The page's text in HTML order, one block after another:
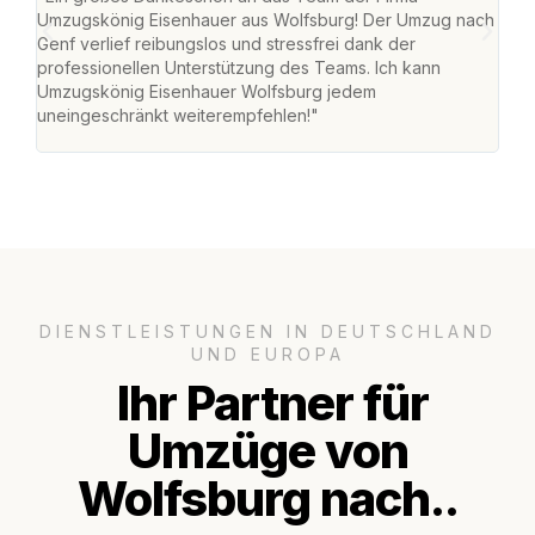
Umzugskönig Eisenhauer aus Wolfsburg! Der Umzug nach
Genf verlief reibungslos und stressfrei dank der
professionellen Unterstützung des Teams. Ich kann
Umzugskönig Eisenhauer Wolfsburg jedem
uneingeschränkt weiterempfehlen!"
DIENSTLEISTUNGEN IN DEUTSCHLAND
UND EUROPA
Ihr Partner für
Umzüge von
Wolfsburg nach..